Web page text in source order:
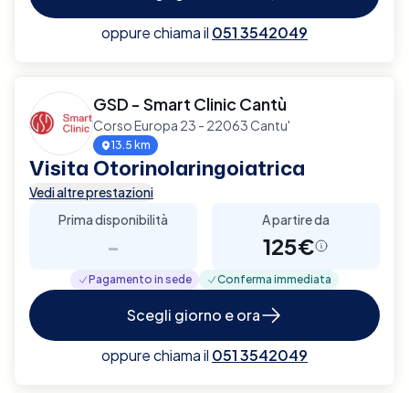
oppure chiama il 051 3542049
GSD - Smart Clinic Cantù
Corso Europa 23 - 22063 Cantu'
13.5 km
Visita Otorinolaringoiatrica
Vedi altre prestazioni
Prima disponibilità
-
A partire da
125€
Pagamento in sede Conferma immediata
Scegli giorno e ora
oppure chiama il 051 3542049